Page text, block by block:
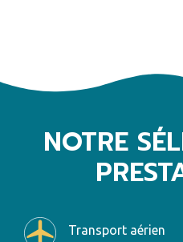
NOTRE
Transport aérien